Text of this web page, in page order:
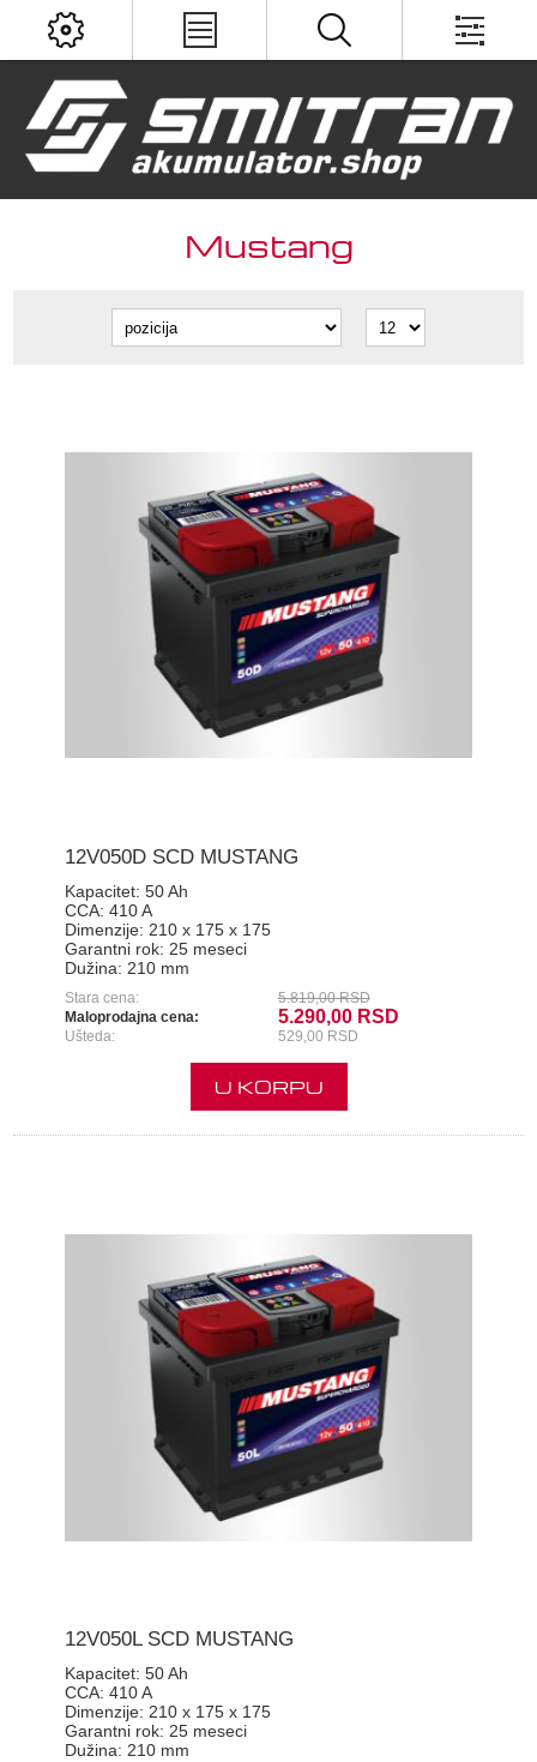
Mustang
12V050D SCD MUSTANG
Kapacitet: 50 Ah
CCA: 410 A
Dimenzije: 210 x 175 x 175
Garantni rok: 25 meseci
Dužina: 210 mm
Stara cena:
5.819,00 RSD
Maloprodajna cena:
5.290,00 RSD
Ušteda: 529,00 RSD
U KORPU
12V050L SCD MUSTANG
Kapacitet: 50 Ah
CCA: 410 A
Dimenzije: 210 x 175 x 175
Garantni rok: 25 meseci
Dužina: 210 mm